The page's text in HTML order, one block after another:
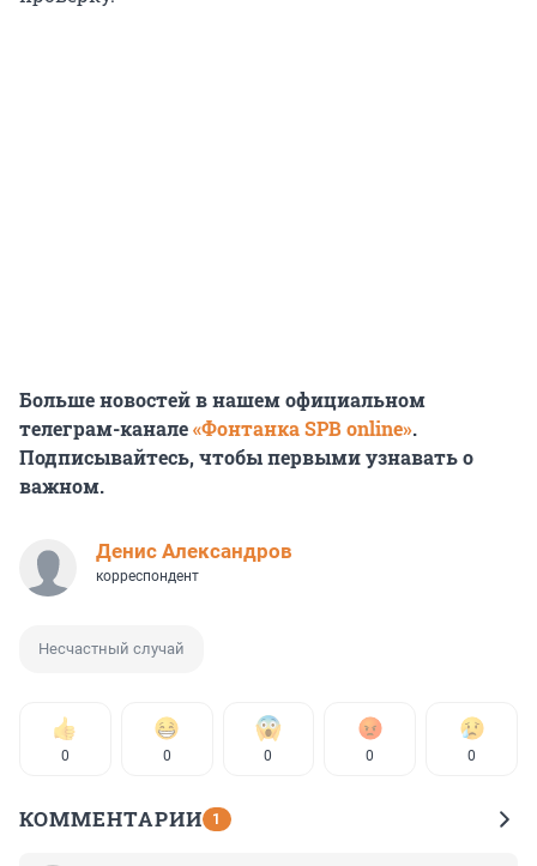
Больше новостей в нашем официальном
телеграм-канале«Фонтанка SPB online».
Подписывайтесь, чтобы первыми узнавать о
важном.
Денис Александров
корреспондент
Несчастный случай
0 0 0 0 0
КОММЕНТАРИИ 1